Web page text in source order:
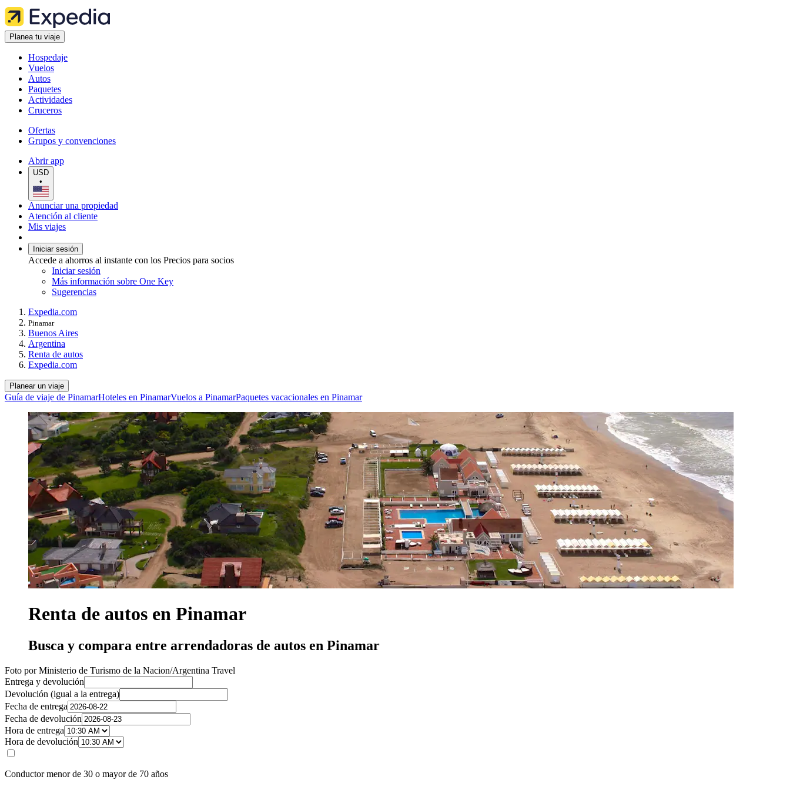
Planea tu viaje
Hospedaje
Vuelos
Autos
Paquetes
Actividades
Cruceros
Ofertas
Grupos y convenciones
Abrir app
USD
•
Anunciar una propiedad
Atención al cliente
Mis viajes
Iniciar sesión
Accede a ahorros al instante con los Precios para socios
Iniciar sesión
Más información sobre One Key
Sugerencias
Expedia.com
Pinamar
Buenos Aires
Argentina
Renta de autos
Expedia.com
Planear un viaje
Guía de viaje de PinamarHoteles en PinamarVuelos a PinamarPaquetes vacacionales en Pinamar
Renta de autos en Pinamar
Busca y compara entre arrendadoras de autos en Pinamar
Foto por Ministerio de Turismo de la Nacion/Argentina Travel
Entrega y devolución
Devolución (igual a la entrega)
Fecha de entrega
Fecha de devolución
Hora de entrega
Hora de devolución
Conductor menor de 30 o mayor de 70 años